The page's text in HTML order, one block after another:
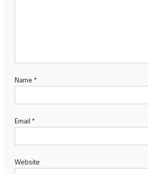
Name *
Email *
Website